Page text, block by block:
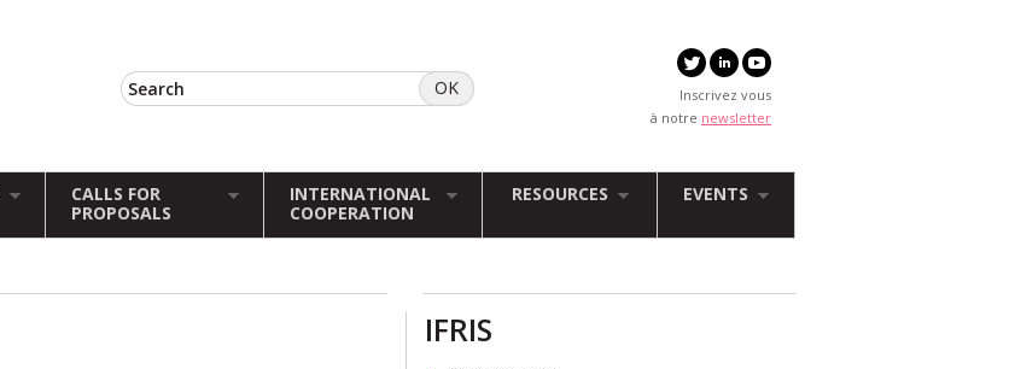
Inscrivez vous
à notre newsletter
CALLS FOR
PROPOSALS
INTERNATIONAL
COOPERATION
RESOURCES EVENTS
IFRIS